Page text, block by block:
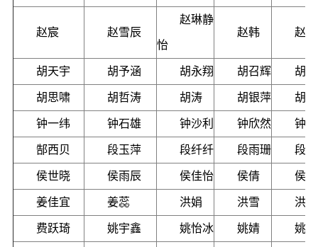
赵宸 赵雪辰
赵琳静
怡
赵韩 赵
胡天宇 胡予涵 胡永翔 胡召辉 胡
胡思啸 胡哲涛 胡涛 胡银萍 胡婷
钟一纬 钟石雄 钟沙利 钟欣然 钟怿
郜西贝 段玉萍 段纤纤 段雨珊 段
侯世晓 侯雨辰 侯佳怡 侯倩 侯
姜佳宜 姜蕊 洪娟 洪雪 洪
费跃琦 姚宇鑫 姚怡冰 姚婧 姚